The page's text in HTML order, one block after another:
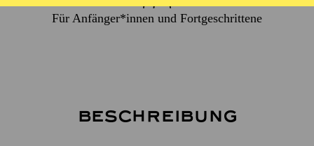
Für Anfänger*innen und Fortgeschrittene
Beschreibung